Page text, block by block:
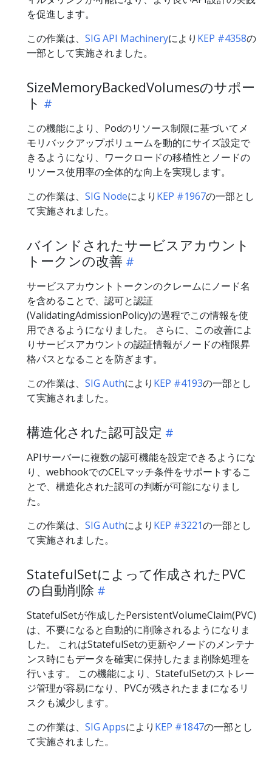
を促進します。
この作業は、 SIG API Machineryにより KEP #4358の
一部として実施されました。
SizeMemoryBackedVolumesのサポー
ト
この機能により、Podのリソース制限に基づいてメ
モリバックアップボリュームを動的にサイズ設定で
きるようになり、ワークロードの移植性とノードの
リソース使用率の全体的な向上を実現します。
この作業は、 SIG Nodeにより KEP #1967の一部とし
て実施されました。
バインドされたサービスアカウント
トークンの改善
サービスアカウントトークンのクレームにノード名
を含めることで、認可と認証
(ValidatingAdmissionPolicy)の過程でこの情報を使
用できるようになりました。 さらに、この改善によ
りサービスアカウントの認証情報がノードの権限昇
格パスとなることを防ぎます。
この作業は、 SIG Authにより KEP #4193の一部とし
て実施されました。
構造化された認可設定
APIサーバーに複数の認可機能を設定できるようにな
り、webhookでのCELマッチ条件をサポートするこ
とで、構造化された認可の判断が可能になりまし
た。
この作業は、 SIG Authにより KEP #3221の一部とし
て実施されました。
StatefulSetによって作成されたPVC
の自動削除
StatefulSetが作成したPersistentVolumeClaim(PVC)
は、不要になると自動的に削除されるようになりま
した。 これはStatefulSetの更新やノードのメンテナ
ンス時にもデータを確実に保持したまま削除処理を
行います。 この機能により、StatefulSetのストレー
ジ管理が容易になり、PVCが残されたままになるリ
スクも減少します。
この作業は、 SIG Appsにより KEP #1847の一部とし
て実施されました。